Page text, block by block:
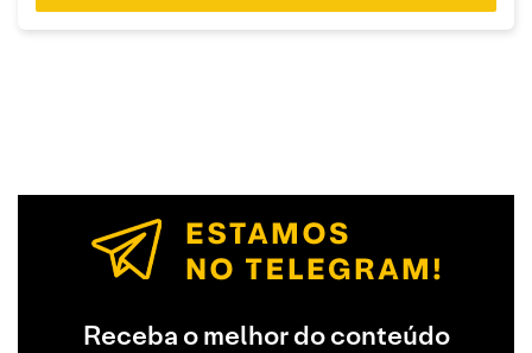
Receba o melhor do conteúdo